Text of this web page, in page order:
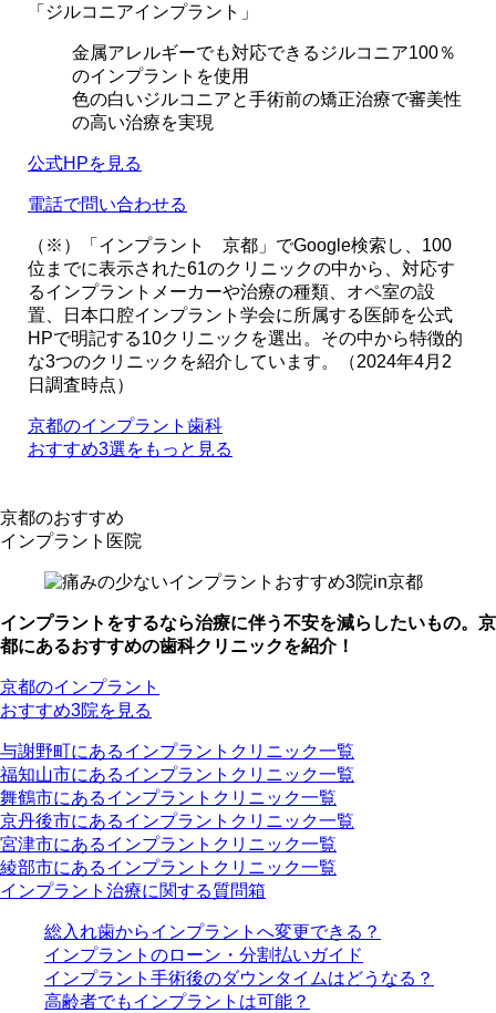
「ジルコニアインプラント」
金属アレルギーでも対応できるジルコニア100％
のインプラントを使用
色の白いジルコニアと手術前の矯正治療で審美性
の高い治療を実現
公式HPを見る
電話で問い合わせる
（※）「インプラント 京都」でGoogle検索し、100
位までに表示された61のクリニックの中から、対応す
るインプラントメーカーや治療の種類、オペ室の設
置、日本口腔インプラント学会に所属する医師を公式
HPで明記する10クリニックを選出。その中から特徴的
な3つのクリニックを紹介しています。（2024年4月2
日調査時点）
京都のインプラント歯科
おすすめ3選をもっと見る
京都のおすすめ
インプラント医院
インプラントをするなら治療に伴う不安を減らしたいもの。京
都にあるおすすめの歯科クリニックを紹介！
京都のインプラント
おすすめ3院を見る
与謝野町にあるインプラントクリニック一覧
福知山市にあるインプラントクリニック一覧
舞鶴市にあるインプラントクリニック一覧
京丹後市にあるインプラントクリニック一覧
宮津市にあるインプラントクリニック一覧
綾部市にあるインプラントクリニック一覧
インプラント治療に関する質問箱
総入れ歯からインプラントへ変更できる？
インプラントのローン・分割払いガイド
インプラント手術後のダウンタイムはどうなる？
高齢者でもインプラントは可能？